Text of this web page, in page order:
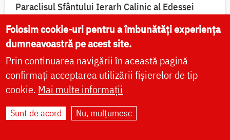
Paraclisul Sfântului Ierarh Calinic al Edessei
Paraclisul Sfântului Ierarh Miron, Episcopul
Cretei
Canon de rugăciune către Sfântul Ierarh Emilian
Mărturisitorul, Episcopul Cizicului
Canon de rugăciune către Sfântul Preot Mucenic
Alexandru din Basarabia
Folosim cookie-uri pentru a îmbunătăți experiența
dumneavoastră pe acest site.
Prin continuarea navigării în această pagină
confirmați acceptarea utilizării fișierelor de tip
cookie. Mai multe informații
Sunt de acord Nu, mulțumesc